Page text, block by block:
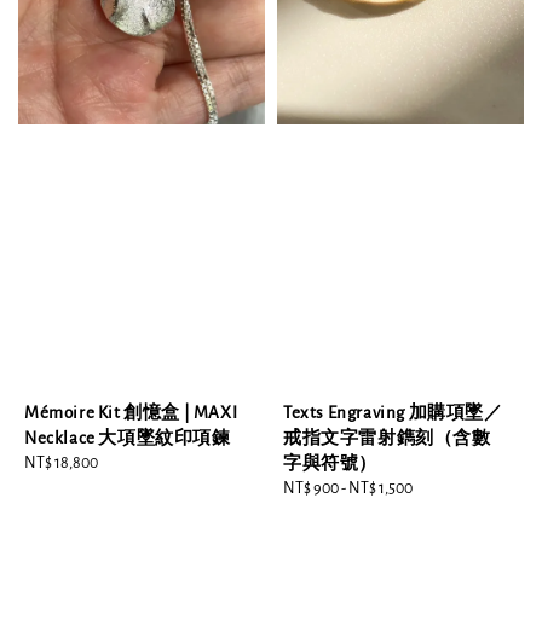
Mémoire Kit 創憶盒 | MAXI
Necklace 大項墜紋印項鍊
Regular
NT$ 18,800
Texts Engraving 加購項墜／
戒指文字雷射鐫刻（含數
字與符號）
Regular
NT$ 900- NT$ 1,500